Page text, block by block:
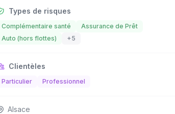
Types de risques
Complémentaire santé
Assurance de Prêt
Auto (hors flottes)
+5
Clientèles
Particulier Professionnel
Alsace